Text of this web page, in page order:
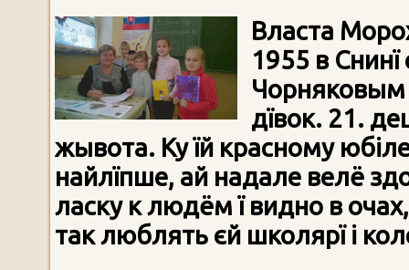
Власта
1955 в Снинї
Чорняковым
дївок. 21.
жывота. Ку їй красному
найлїпше, ай надале велё
ласку к людёмї видно в оча
так люблять єй школярї і